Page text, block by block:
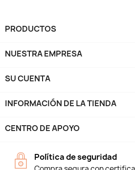
PRODUCTOS
NUESTRA EMPRESA
SU CUENTA
INFORMACIÓN DE LA TIENDA
CENTRO DE APOYO
Política de seguridad